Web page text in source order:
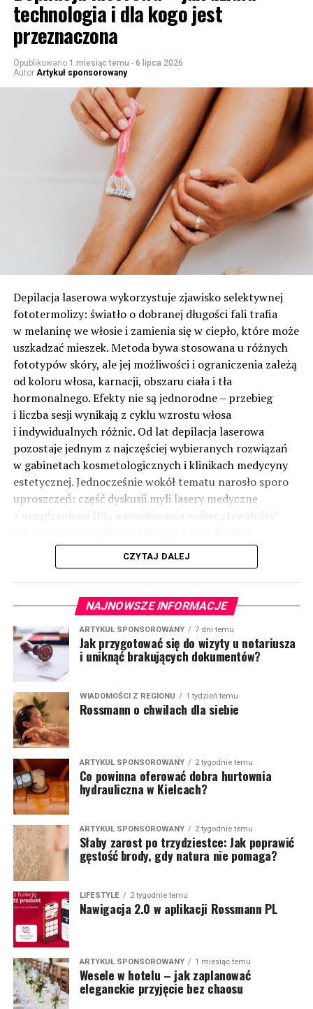
technologia i dla kogo jest
przeznaczona
Opublikowano 1 miesiąc temu - 6 lipca 2026
Autor Artykuł sponsorowany
Depilacja laserowa wykorzystuje zjawisko selektywnej
fototermolizy: światło o dobranej długości fali trafia
w melaninę we włosie i zamienia się w ciepło, które może
uszkadzać mieszek. Metoda bywa stosowana u różnych
fototypów skóry, ale jej możliwości i ograniczenia zależą
od koloru włosa, karnacji, obszaru ciała i tła
hormonalnego. Efekty nie są jednorodne – przebieg
i liczba sesji wynikają z cyklu wzrostu włosa
i indywidualnych różnic. Od lat depilacja laserowa
pozostaje jednym z najczęściej wybieranych rozwiązań
w gabinetach kosmetologicznych i klinikach medycyny
estetycznej. Jednocześnie wokół tematu narosło sporo
uproszczeń: część dyskusji myli lasery medyczne
uporządkowano najważniejsze informacje: jak działa
technologia, kiedy ma uzasadnienie i o czym pamiętać
w praktyce.(więcej…)
CZYTAJ DALEJ
NAJNOWSZE INFORMACJE
ARTYKUŁ SPONSOROWANY 7 dni temu
Jak przygotować się do wizyty u notariusza
i uniknąć brakujących dokumentów?
WIADOMOŚCI Z REGIONU 1 tydzień temu
Rossmann o chwilach dla siebie
ARTYKUŁ SPONSOROWANY 2 tygodnie temu
Co powinna oferować dobra hurtownia
hydrauliczna w Kielcach?
ARTYKUŁ SPONSOROWANY 2 tygodnie temu
Słaby zarost po trzydziestce: Jak poprawić
gęstość brody, gdy natura nie pomaga?
LIFESTYLE 2 tygodnie temu
Nawigacja 2.0 w aplikacji Rossmann PL
ARTYKUŁ SPONSOROWANY 1 miesiąc temu
Wesele w hotelu – jak zaplanować
eleganckie przyjęcie bez chaosu